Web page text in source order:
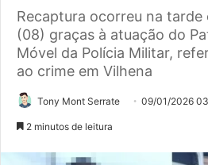
Recaptura ocorreu na
(08) graças à atuação do
Móvel da Polícia Militar,
ao crime em Vilhena
Tony Mont Serrate 09/01/2026
2 minutos de leitura